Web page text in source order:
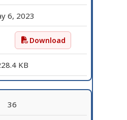
6, 2023
विजतंत्री या पदावर कार्यरत ०६
Download
KB
36